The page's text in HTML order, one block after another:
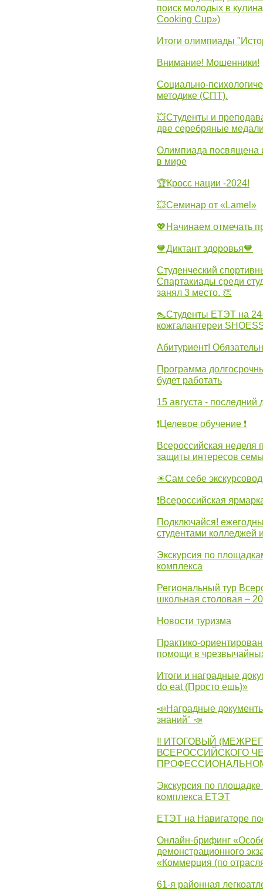
поиск молодых в
Cooking Cup»)
Итоги олимпиады
Внимание! Мошенники!
Социально-
методике (СПТ).
💥Студенты и
две серебряные
Олимпиада посвящена
в мире
🏆Кросс нации -2024!
💥Семинар от «Lamel»
💖Начинаем отмечать
🧡Диктант здоровья🧡
Студенческий
Спартакиады среди
занял 3 место. 👏
👠Студенты ЕТЭТ на
кожгалантереи
Абитуриент!
Программа
будет работать
15 августа - последний
❗Целевое обучение ❗
Всероссийская
защиты интересов
☀Сам себе экскурсовод
❗Всероссийская
Подключайся!
студентами колледжей
Экскурсия по
комплекса
Региональный тур
школьная столовая –
Новости туризма
Практико-
помощи в
Итоги и наградные
do eat (Просто ешь)»
📣Наградные
знаний" 📣
‼ ИТОГОВЫЙ
ВСЕРОССИЙСКОГО
Экскурсия по
комплекса ЕТЭТ
ЕТЭТ на Навигаторе
Онлайн-брифинг
демонстрационного
«Коммерция (по
61-я районная